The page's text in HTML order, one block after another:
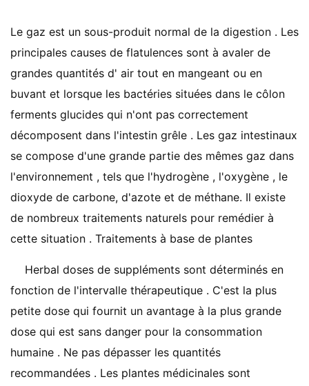
Le gaz est un sous-produit normal de la digestion . Les
principales causes de flatulences sont à avaler de
grandes quantités d' air tout en mangeant ou en
buvant et lorsque les bactéries situées dans le côlon
ferments glucides qui n'ont pas correctement
décomposent dans l'intestin grêle . Les gaz intestinaux
se compose d'une grande partie des mêmes gaz dans
l'environnement , tels que l'hydrogène , l'oxygène , le
dioxyde de carbone, d'azote et de méthane. Il existe
de nombreux traitements naturels pour remédier à
cette situation . Traitements à base de plantes
Herbal doses de suppléments sont déterminés en
fonction de l'intervalle thérapeutique . C'est la plus
petite dose qui fournit un avantage à la plus grande
dose qui est sans danger pour la consommation
humaine . Ne pas dépasser les quantités
recommandées . Les plantes médicinales sont